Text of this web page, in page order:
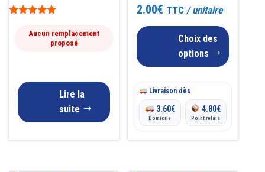
Aucun remplacement
proposé
Lire la
suite
2.00€ TTC/ unitaire
Choix des
options
options
peuvent
être
choisies
page
produit
Livraison dès
3.60€
Domicile
4.80€
Point relais